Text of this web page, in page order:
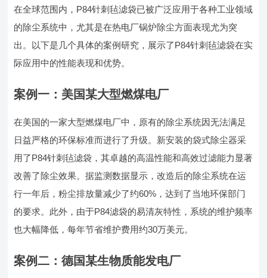
在全球范围内，P84针刺毡滤袋已被广泛应用于各种工业领域
的除尘系统中，尤其是在热电厂锅炉除尘方面表现尤为突
出。以下是几个具体的案例研究，展示了P84针刺毡滤袋在实
际应用中的性能表现和优势。
案例一：美国某大型燃煤电厂
在美国的一家大型燃煤电厂中，原有的除尘系统因无法满足
日益严格的环保标准而进行了升级。新安装的袋式除尘器采
用了P84针刺毡滤袋，其卓越的高温性能和高效过滤能力显著
改善了除尘效果。据监测数据显示，改造后的除尘系统在运
行一年后，粉尘排放量减少了约60%，达到了当地环保部门
的要求。此外，由于P84滤袋的易清灰特性，系统的维护频率
也大幅降低，每年节省维护费用约30万美元。
案例二：德国某生物质能发电厂